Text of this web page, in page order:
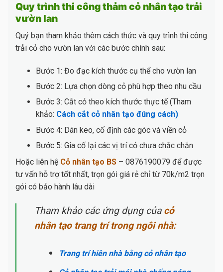
Quy trình thi công thảm cỏ nhân tạo trải
vườn lan
Quý bạn tham khảo thêm cách thức và quy trình thi công
trải cỏ cho vườn lan với các bước chính sau:
Bước 1: Đo đạc kích thước cụ thể cho vườn lan
Bước 2: Lựa chọn dòng cỏ phù hợp theo nhu cầu
Bước 3: Cắt cỏ theo kích thước thực tế (Tham
khảo: Cách cắt cỏ nhân tạo đúng cách)
Bước 4: Dán keo, cố định các góc và viền cỏ
Bước 5: Gia cố lại các vị trí cỏ chưa chắc chắn
Hoặc liên hệ Cỏ nhân tạo BS – 0876190079 để được
tư vấn hỗ trợ tốt nhất, trọn gói giá rẻ chỉ từ 70k/m2 trọn
gói có bảo hành lâu dài
Tham khảo các ứng dụng của cỏ
nhân tạo trang trí trong ngôi nhà:
Trang trí hiên nhà bằng cỏ nhân tạo